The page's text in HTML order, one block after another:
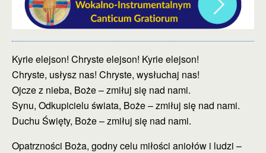
Kyrie elejson! Chryste elejson! Kyrie elejson!
Chryste, usłysz nas! Chryste, wysłuchaj nas!
Ojcze z nieba, Boże – zmiłuj się nad nami.
Synu, Odkupicielu świata, Boże – zmiłuj się nad nami.
Duchu Święty, Boże – zmiłuj się nad nami.
Opatrzności Boża, godny celu miłości aniołów i ludzi –